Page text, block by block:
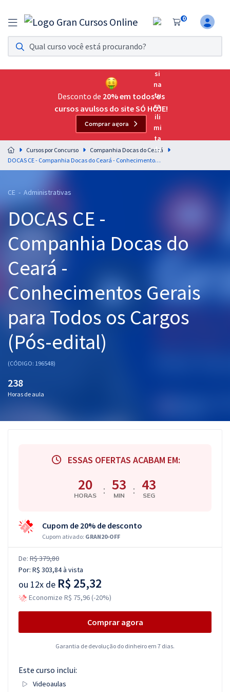
0
Assinatura Ilimitada 11
Acesso a todos os cursos. Teste grátis por 7 dias!
Assinatura OAB Até Passar
Acesso ilimitado a toda preparação para o Exame da
Residências Multiprofissionais
Preparação completa e intensiva para as principais
residências em saúde do Brasil
Cursos 20% OFF
Pós
Graduação
OAB
Questões grátis
Aprovados
Desconto de 20% em todos os
cursos avulsos do site SÓ HOJE!
Comprar agora
Cursos por Concurso
Companhia Docas do Ceará
DOCAS CE - Companhia Docas do Ceará - Conhecimentos Gerais para Todos os Cargos (Pós-edital)
CE - Administrativas
DOCAS CE -
Companhia Docas do
Ceará -
Conhecimentos Gerais
para Todos os Cargos
(Pós-edital)
(CÓDIGO: 196548)
238
Horas de aula
ESSAS OFERTAS ACABAM EM:
20
HORAS : 53
MIN : 42
SEG
Cupom de 20% de desconto
Cupom ativado: GRAN20-OFF
De: R$ 379,80
Por: R$ 303,84à vista
ou 12x de R$ 25,32
Economize R$ 75,96 (-20%)
Comprar agora
Garantia de devolução do dinheiro em 7 dias.
Este curso inclui:
Videoaulas